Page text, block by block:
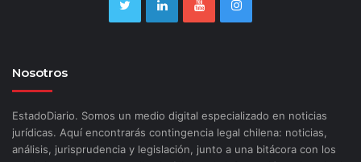
Nosotros
EstadoDiario. Somos un medio digital especializado en noticias
jurídicas. Aquí encontrarás contingencia legal chilena: noticias,
análisis, jurisprudencia y legislación, junto a una bitácora con los